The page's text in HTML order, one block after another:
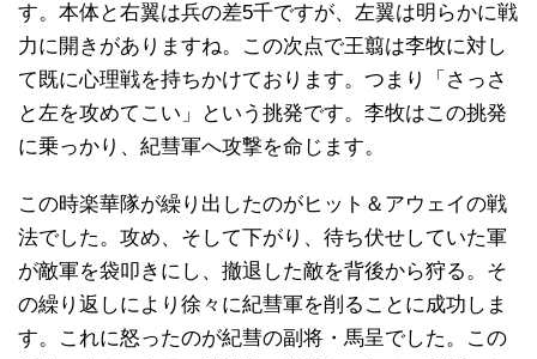
す。本体と右翼は兵の差5千ですが、左翼は明らかに戦
力に開きがありますね。この次点で王翦は李牧に対し
て既に心理戦を持ちかけております。つまり「さっさ
と左を攻めてこい」という挑発です。李牧はこの挑発
に乗っかり、紀彗軍へ攻撃を命じます。
この時楽華隊が繰り出したのがヒット＆アウェイの戦
法でした。攻め、そして下がり、待ち伏せしていた軍
が敵軍を袋叩きにし、撤退した敵を背後から狩る。そ
の繰り返しにより徐々に紀彗軍を削ることに成功しま
す。これに怒ったのが紀彗の副将・馬呈でした。この